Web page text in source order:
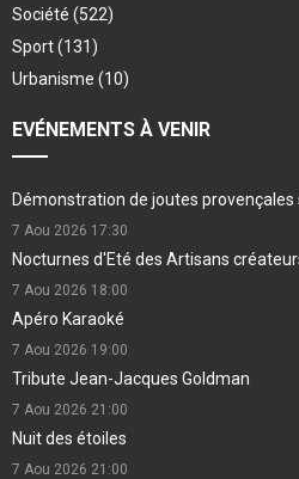
Société (522)
Sport(131)
Urbanisme (10)
EVÉNEMENTS À VENIR
Démonstration de joutes provençales
7 Aou 2026 17:30
Nocturnes d'Eté des Artisans
7 Aou 2026 18:00
Apéro Karaoké
7 Aou 2026 19:00
Tribute Jean-Jacques Goldman
7 Aou 2026 21:00
Nuit des étoiles
7 Aou 2026 21:00